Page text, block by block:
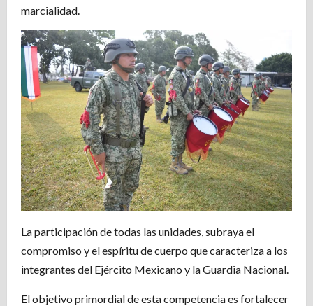
marcialidad.
La participación de todas las unidades, subraya el
compromiso y el espíritu de cuerpo que caracteriza a los
integrantes del Ejército Mexicano y la Guardia Nacional.
El objetivo primordial de esta competencia es fortalecer